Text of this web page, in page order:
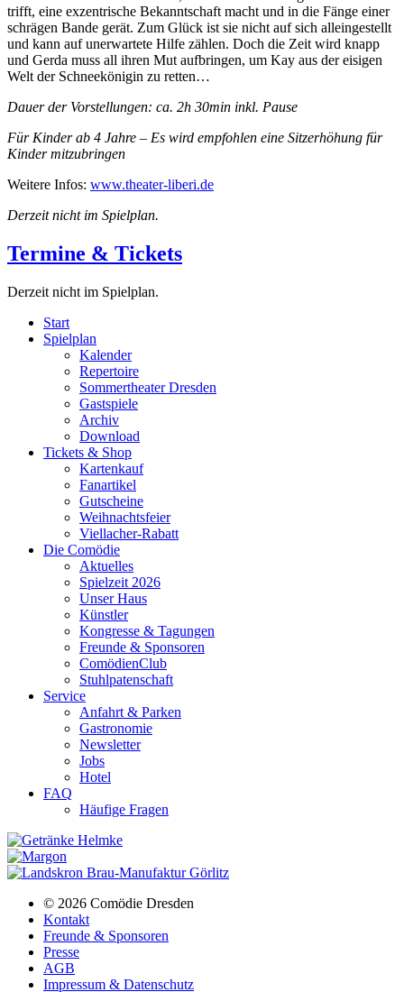
trifft, eine exzentrische Bekanntschaft macht und in die Fänge einer
schrägen Bande gerät. Zum Glück ist sie nicht auf sich alleingestellt
und kann auf unerwartete Hilfe zählen. Doch die Zeit wird knapp
und Gerda muss all ihren Mut aufbringen, um Kay aus der eisigen
Welt der Schneekönigin zu retten…
Dauer der Vorstellungen: ca. 2h 30min inkl. Pause
Für Kinder ab 4 Jahre – Es wird empfohlen eine Sitzerhöhung für
Kinder mitzubringen
Weitere Infos: www.theater-liberi.de
Derzeit nicht im Spielplan.
Termine & Tickets
Derzeit nicht im Spielplan.
Start
Spielplan
Kalender
Repertoire
Sommertheater Dresden
Gastspiele
Archiv
Download
Tickets & Shop
Kartenkauf
Fanartikel
Gutscheine
Weihnachtsfeier
Viellacher-Rabatt
Die Comödie
Aktuelles
Spielzeit 2026
Unser Haus
Künstler
Kongresse & Tagungen
Freunde & Sponsoren
ComödienClub
Stuhlpatenschaft
Service
Anfahrt & Parken
Gastronomie
Newsletter
Jobs
Hotel
FAQ
Häufige Fragen
© 2026 Comödie Dresden
Kontakt
Freunde & Sponsoren
Presse
AGB
Impressum & Datenschutz